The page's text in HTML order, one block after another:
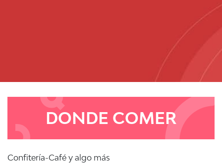
DONDE COMER
Confitería-Café y algo más